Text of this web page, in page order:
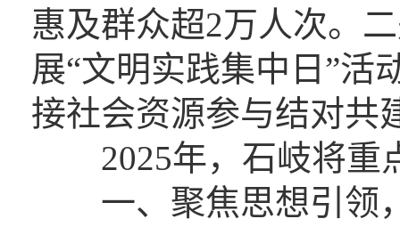
惠及群众超2万人次。
展“文明实践集中日”活
接社会资源参与结对共
2025年，石岐将重
一、聚焦思想引领，